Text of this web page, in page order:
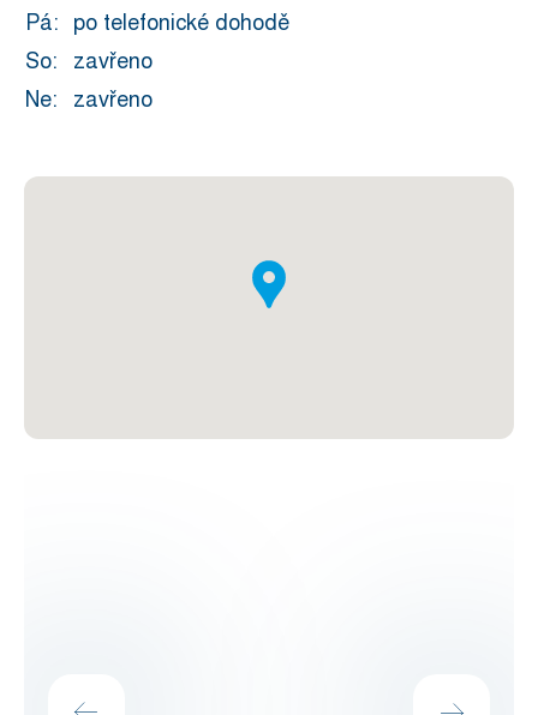
Pá: po telefonické dohodě
So: zavřeno
Ne: zavřeno